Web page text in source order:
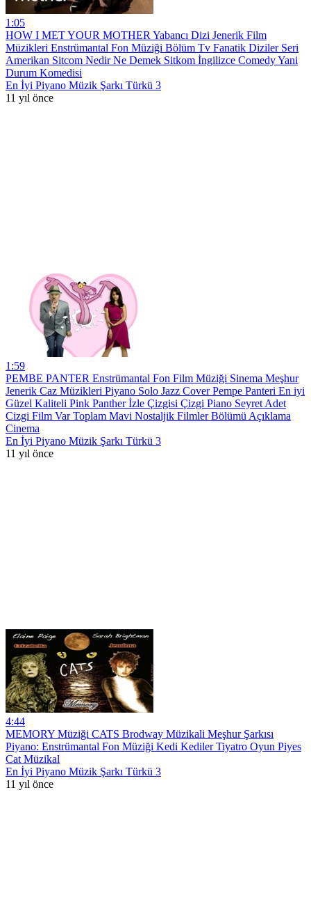
1:05
HOW I MET YOUR MOTHER Yabancı Dizi Jenerik Film
Müzikleri Enstrümantal Fon Müziği Bölüm Tv Fanatik Diziler Seri
Amerikan Sitcom Nedir Ne Demek Sitkom İngilizce Comedy Yani
Durum Komedisi
En İyi Piyano Müzik Şarkı Türkü 3
11 yıl önce
1:59
PEMBE PANTER Enstrümantal Fon Film Müziği Sinema Meşhur
Jenerik Caz Müzikleri Piyano Solo Jazz Cover Pempe Panteri En iyi
Güzel Kaliteli Pink Panther İzle Çizgisi Çizgi Piano Seyret Adet
Cizgi Film Var Toplam Mavi Nostaljik Filmler Bölümü Açıklama
Cinema
En İyi Piyano Müzik Şarkı Türkü 3
11 yıl önce
4:44
MEMORY Müziği CATS Brodway Müzikali Meşhur Şarkısı
Piyano: Enstrümantal Fon Müziği Kedi Kediler Tiyatro Oyun Piyes
Cat Müzikal
En İyi Piyano Müzik Şarkı Türkü 3
11 yıl önce